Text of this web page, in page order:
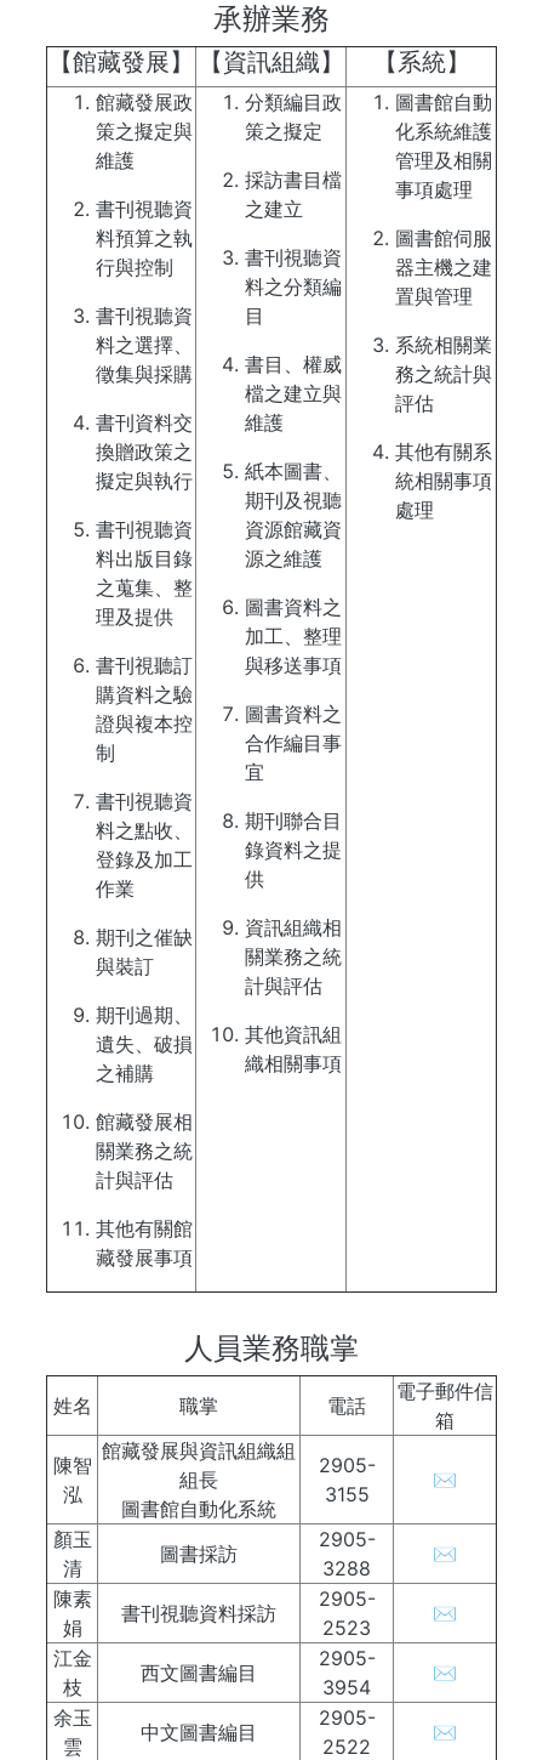
承辦業務
【館藏發展】 【資訊組織】 【系統】
館藏發展政
策之擬定與
維護
書刊視聽資
料預算之執
行與控制
書刊視聽資
料之選擇、
徵集與採購
書刊資料交
換贈政策之
擬定與執行
書刊視聽資
料出版目錄
之蒐集、整
理及提供
書刊視聽訂
購資料之驗
證與複本控
制
書刊視聽資
料之點收、
登錄及加工
作業
期刊之催缺
與裝訂
期刊過期、
遺失、破損
之補購
館藏發展相
關業務之統
計與評估
其他有關館
藏發展事項
分類編目政
策之擬定
採訪書目檔
之建立
書刊視聽資
料之分類編
目
書目、權威
檔之建立與
維護
紙本圖書、
期刊及視聽
資源館藏資
源之維護
圖書資料之
加工、整理
與移送事項
圖書資料之
合作編目事
宜
期刊聯合目
錄資料之提
供
資訊組織相
關業務之統
計與評估
其他資訊組
織相關事項
圖書館自動
化系統維護
管理及相關
事項處理
圖書館伺服
器主機之建
置與管理
系統相關業
務之統計與
評估
其他有關系
統相關事項
處理
人員業務職掌
姓名 職掌 電話
電子郵件信
箱
陳智
泓
館藏發展與資訊組織組
組長
圖書館自動化系統
2905-
3155
✉
顏玉
清
圖書採訪
2905-
3288
✉
陳素
娟
書刊視聽資料採訪
2905-
2523
✉
江金
枝
西文圖書編目
2905-
3954
✉
余玉
雲
中文圖書編目
2905-
2522
✉